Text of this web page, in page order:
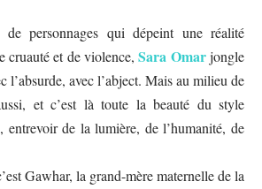
personnages qui dépeint une réalité
cruauté et de violence,Sara Omarjongle
l’absurde, avec l’abject. Mais au milieu de
et c’est là toute la beauté du style
entrevoir de la lumière, de l’humanité, de
Gawhar, la grand-mère maternelle de la